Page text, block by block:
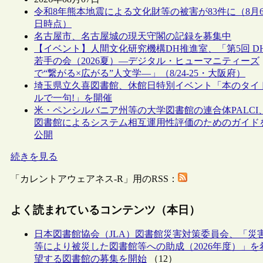
令和8年熊本地震による文化財等の被害が83件に（8月
日時点）
名古屋市、名古屋城の現天守閣の記録を募集中
【イベント】人間文化研究機構DH推進室、「第5回
若手の会（2026夏）―デジタル・ヒューマニティーズ
で“繋がる×広がる”人文学―」（8/24-25・大阪府）
埼玉県立久喜図書館、休館日特別イベント「本のタイ
ルで一句!」を開催
米・ペンシルバニア州等の大学図書館の連合体PALCI、
図書館によるシステム相互運用性評価のためのガイド
公開
続きを見る
「カレントアウェアネス-R」用のRSS：
よく読まれているコンテンツ（本日）
日本図書館協会（JLA）図書館災害対策委員会、「災
等により被災した図書館等への助成（2026年度）」を
望する図書館の募集を開始 （12）